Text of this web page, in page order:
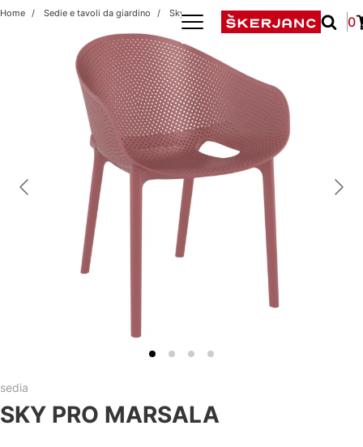
0
Home Sedie e tavoli da giardino Sky Pro Marsala
sedia
SKY PRO MARSALA